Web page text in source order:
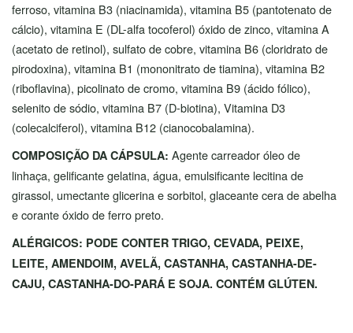
ferroso, vitamina B3 (niacinamida), vitamina B5 (pantotenato de
cálcio), vitamina E (DL-alfa tocoferol) óxido de zinco, vitamina A
(acetato de retinol), sulfato de cobre, vitamina B6 (cloridrato de
pirodoxina), vitamina B1 (mononitrato de tiamina), vitamina B2
(riboflavina), picolinato de cromo, vitamina B9 (ácido fólico),
selenito de sódio, vitamina B7 (D-biotina), Vitamina D3
(colecalciferol), vitamina B12 (cianocobalamina).
COMPOSIÇÃO DA CÁPSULA: Agente carreador óleo de
linhaça, gelificante gelatina, água, emulsificante lecitina de
girassol, umectante glicerina e sorbitol, glaceante cera de abelha
e corante óxido de ferro preto.
ALÉRGICOS: PODE CONTER TRIGO, CEVADA, PEIXE,
LEITE, AMENDOIM, AVELÃ, CASTANHA, CASTANHA-DE-
CAJU, CASTANHA-DO-PARÁ E SOJA. CONTÉM GLÚTEN.